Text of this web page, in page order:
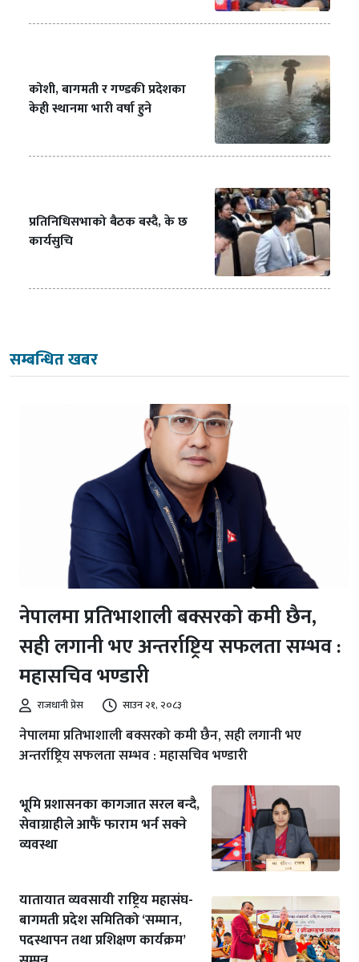
कोशी, बागमती र गण्डकी प्रदेशका
केही स्थानमा भारी वर्षा हुने
प्रतिनिधिसभाको बैठक बस्दै, के छ
कार्यसुचि
सम्बन्धित खबर
नेपालमा प्रतिभाशाली बक्सरको कमी छैन,
सही लगानी भए अन्तर्राष्ट्रिय सफलता सम्भव :
महासचिव भण्डारी
राजधानी प्रेस साउन २१, २०८३
नेपालमा प्रतिभाशाली बक्सरको कमी छैन, सही लगानी भए
अन्तर्राष्ट्रिय सफलता सम्भव : महासचिव भण्डारी
भूमि प्रशासनका कागजात सरल बन्दै,
सेवाग्राहीले आफैं फाराम भर्न सक्ने
व्यवस्था
यातायात व्यवसायी राष्ट्रिय महासंघ-
बागमती प्रदेश समितिको ‘सम्मान,
पदस्थापन तथा प्रशिक्षण कार्यक्रम’